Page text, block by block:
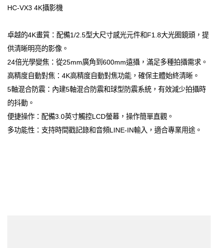
HC-VX3 4K攝影機
卓越的4K畫質：配備1/2.5型大尺寸感光元件和F1.8大光圈鏡頭，提
供清晰明亮的影像。
24倍光學變焦：從25mm廣角到600mm遠攝，滿足多種拍攝需求。
高精度自動對焦：4K高精度自動對焦功能，確保主體始終清晰。
5軸混合防震：內建5軸混合防震和球型防震系統，有效減少拍攝時
的抖動。
便捷操作：配備3.0英寸觸控LCD螢幕，操作簡單直觀。
多功能性：支持時間戳記錄和音頻LINE-IN輸入，適合專業用途。